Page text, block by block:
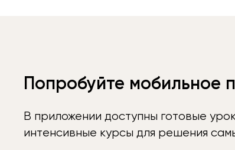
Попробуйте мобильное
В приложении доступны готовые
интенсивные курсы для решения